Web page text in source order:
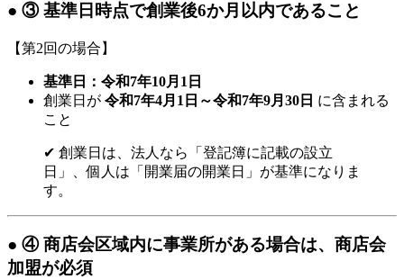
● ③ 基準日時点で創業後6か月以内であること
【第2回の場合】
基準日：令和7年10月1日
創業日が 令和7年4月1日～令和7年9月30日 に含まれる
こと
✔ 創業日は、法人なら「登記簿に記載の設立
日」、個人は「開業届の開業日」が基準になりま
す。
● ④ 商店会区域内に事業所がある場合は、商店会
加盟が必須